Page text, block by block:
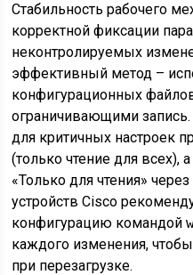
Стабильность рабочего
корректной фиксации
неконтролируемых
эффективный метод –
конфигурационных
ограничивающими
для критичных настроек
(только чтение для всех),
«Только для чтения» через
устройств Cisco
конфигурацию командой
каждого изменения,
при перезагрузке.